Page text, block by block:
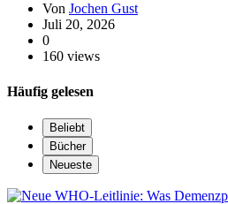
Von Jochen Gust
Juli 20, 2026
0
160 views
Häufig gelesen
Beliebt
Bücher
Neueste